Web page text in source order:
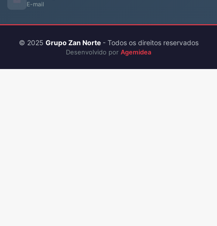
E-mail
© 2025 Grupo Zan Norte- Todos os direitos reservados
Desenvolvido por Agemidea